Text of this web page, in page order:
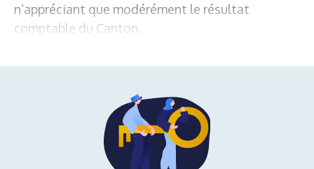
n’appréciant que modérément le résultat
comptable du Canton.